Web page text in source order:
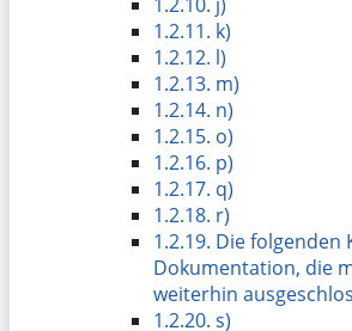
1.2.11. k)
1.2.12. l)
1.2.13. m)
1.2.14. n)
1.2.15. o)
1.2.16. p)
1.2.17. q)
1.2.18. r)
1.2.19. Die folgenden
Dokumentation, die
weiterhin
1.2.20. s)